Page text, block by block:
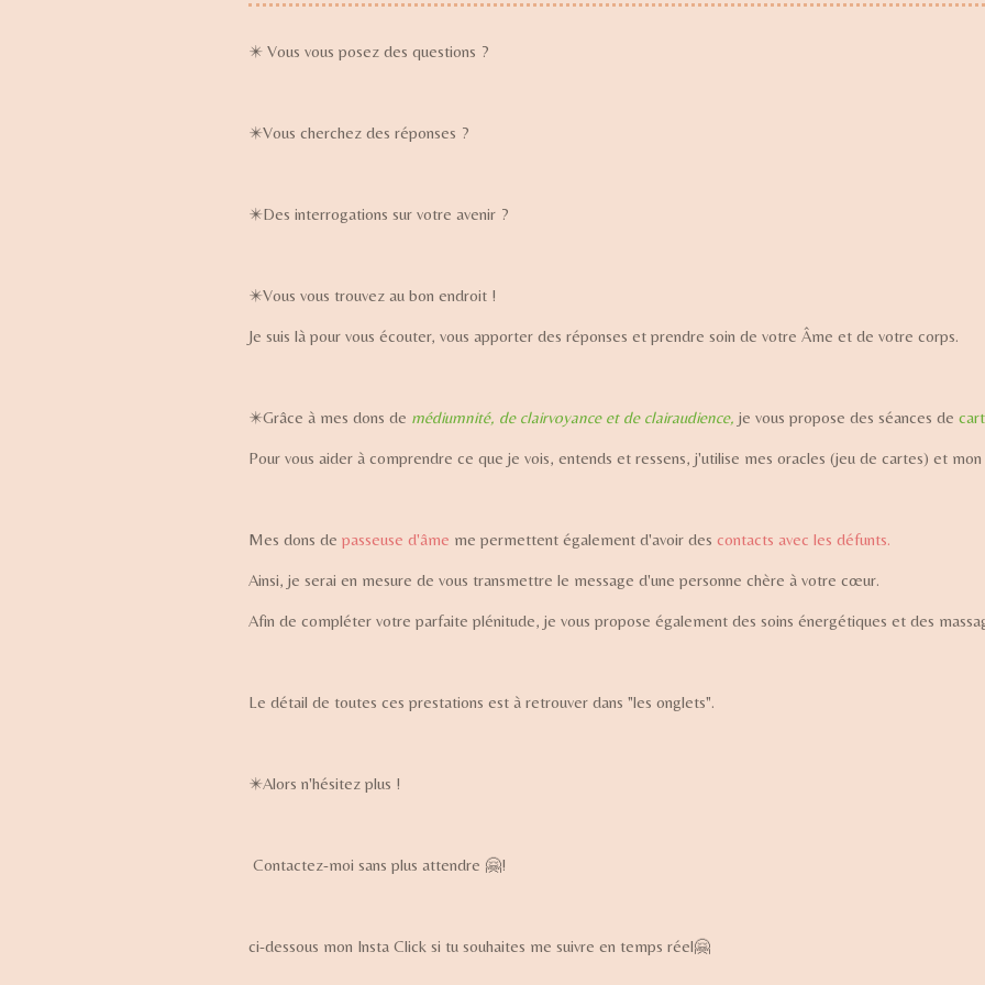
✴️ Vous vous posez des questions ?
✴️Vous cherchez des réponses ?
✴️Des interrogations sur votre avenir ?
✴️Vous vous trouvez au bon endroit !
Je suis là pour vous écouter, vous apporter des réponses et prendre soin de votre Âme et de votre corps.
✴️Grâce à mes dons de médiumnité, de clairvoyance et de clairaudience, je vous propose des séances de
Pour vous aider à comprendre ce que je vois, entends et ressens, j'utilise mes oracles (jeu de cartes) et mon
Mes dons de passeuse d'âme me permettent également d'avoir des contacts avec les défunts.
Ainsi, je serai en mesure de vous transmettre le message d'une personne chère à votre cœur.
Afin de compléter votre parfaite plénitude, je vous propose également des soins énergétiques et des
Le détail de toutes ces prestations est à retrouver dans "les onglets".
✴️Alors n'hésitez plus !
Contactez-moi sans plus attendre 🤗!
ci-dessous mon Insta Click si tu souhaites me suivre en temps réel🤗